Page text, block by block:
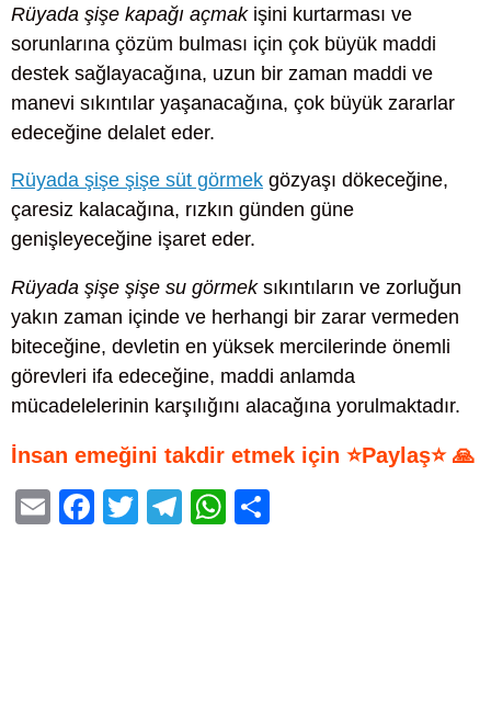
Rüyada şişe kapağı açmakişini kurtarması ve
sorunlarına çözüm bulması için çok büyük maddi
destek sağlayacağına, uzun bir zaman maddi ve
manevi sıkıntılar yaşanacağına, çok büyük zararlar
edeceğine delalet eder.
Rüyada şişe şişe süt görmek gözyaşı dökeceğine,
çaresiz kalacağına, rızkın günden güne
genişleyeceğine işaret eder.
Rüyada şişe şişe su görmeksıkıntıların ve zorluğun
yakın zaman içinde ve herhangi bir zarar vermeden
biteceğine, devletin en yüksek mercilerinde önemli
görevleri ifa edeceğine, maddi anlamda
mücadelelerinin karşılığını alacağına yorulmaktadır.
İnsan emeğini takdir etmek için ⭐Paylaş⭐ 🙏
E
F
T
T
W